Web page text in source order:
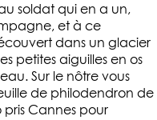
soldat qui en a un,
et à ce
dans un glacier
petites aiguilles en os
Sur le nôtre vous
de philodendron de
pris Cannes pour